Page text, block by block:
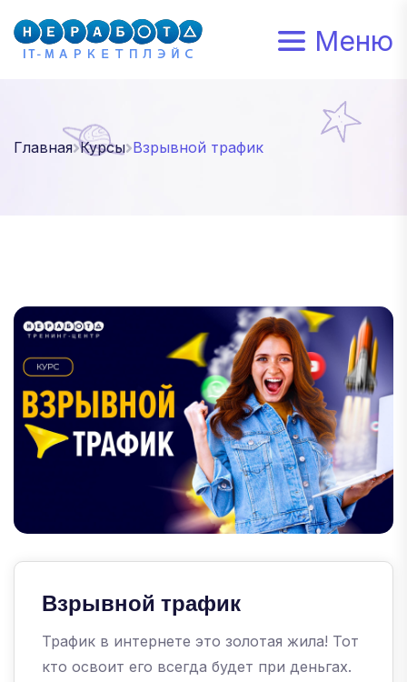
Меню
Главная Курсы Взрывной трафик
Взрывной трафик
Трафик в интернете это золотая жила! Тот
кто освоит его всегда будет при деньгах.